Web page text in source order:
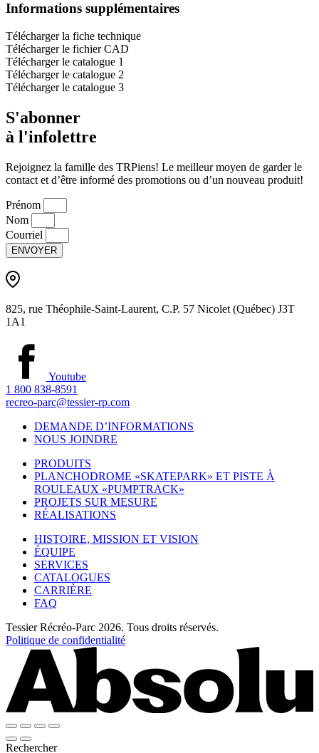
Informations supplémentaires
Télécharger la fiche technique
Télécharger le fichier CAD
Télécharger le catalogue 1
Télécharger le catalogue 2
Télécharger le catalogue 3
S'abonner
à l'infolettre
Rejoignez la famille des TRPiens! Le meilleur moyen de garder le
contact et d’être informé des promotions ou d’un nouveau produit!
Prénom
Nom
Courriel
ENVOYER
825, rue Théophile-Saint-Laurent, C.P. 57 Nicolet (Québec) J3T
1A1
Youtube
1 800 838-8591
recreo-parc@tessier-rp.com
DEMANDE D’INFORMATIONS
NOUS JOINDRE
PRODUITS
PLANCHODROME «SKATEPARK» ET PISTE À
ROULEAUX «PUMPTRACK»
PROJETS SUR MESURE
RÉALISATIONS
HISTOIRE, MISSION ET VISION
ÉQUIPE
SERVICES
CATALOGUES
CARRIÈRE
FAQ
Tessier Récréo-Parc 2026. Tous droits réservés.
Politique de confidentialité
Rechercher